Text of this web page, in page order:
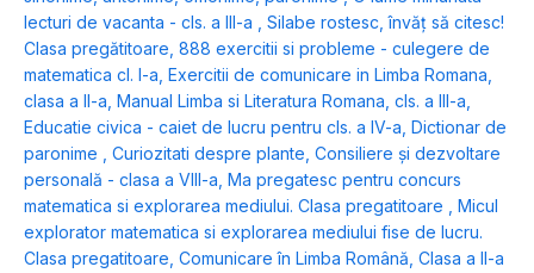
lecturi de vacanta - cls. a III-a
Silabe rostesc, învăț să citesc!
Clasa pregătitoare 888 exercitii si probleme - culegere de
matematica cl. I-a Exercitii de comunicare in Limba Romana,
clasa a II-a Manual Limba si Literatura Romana, cls. a III-a
Educatie civica - caiet de lucru pentru cls. a IV-a Dictionar de
paronime
Curiozitati despre plante Consiliere și dezvoltare
personală - clasa a VIII-a Ma pregatesc pentru concurs
matematica si explorarea mediului. Clasa pregatitoare
Micul
explorator matematica si explorarea mediului fise de lucru.
Clasa pregatitoare Comunicare în Limba Română, Clasa a II-a